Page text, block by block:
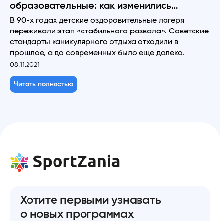
образовательные: как изменились
детские лагеря за последние 30 лет
В 90-х годах детские оздоровительные лагеря
переживали этап «стабильного развала». Советские
стандарты каникулярного отдыха отходили в
прошлое, а до современных было еще далеко.
08.11.2021
Читать полностью
Хотите первыми узнавать
о новых программах